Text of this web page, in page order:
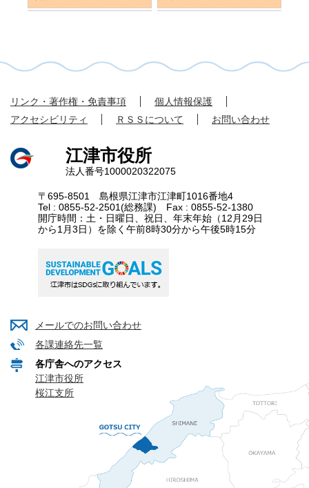
リンク・著作権・免責事項
個人情報保護
アクセシビリティ
ＲＳＳについて お問い合わせ
江津市役所
法人番号1000020322075
〒695-8501 島根県江津市江津町1016番地4
Tel : 0855-52-2501(総務課) Fax : 0855-52-1380
開庁時間：土・日曜日、祝日、年末年始（12月29日
から1月3日）を除く午前8時30分から午後5時15分
メールでのお問い合わせ
各課連絡先一覧
各庁舎へのアクセス
江津市役所
桜江支所